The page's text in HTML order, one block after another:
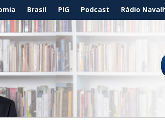
Brasil PIG Podcast Rádio